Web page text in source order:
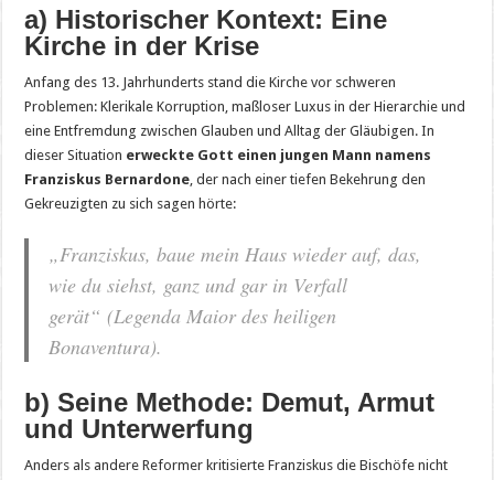
a) Historischer Kontext: Eine
Kirche in der Krise
Anfang des 13. Jahrhunderts stand die Kirche vor schweren
Problemen: Klerikale Korruption, maßloser Luxus in der Hierarchie und
eine Entfremdung zwischen Glauben und Alltag der Gläubigen. In
dieser Situation erweckte Gott einen jungen Mann namens
Franziskus Bernardone, der nach einer tiefen Bekehrung den
Gekreuzigten zu sich sagen hörte:
„Franziskus, baue mein Haus wieder auf, das,
wie du siehst, ganz und gar in Verfall
gerät“ (Legenda Maior des heiligen
Bonaventura).
b) Seine Methode: Demut, Armut
und Unterwerfung
Anders als andere Reformer kritisierte Franziskus die Bischöfe nicht